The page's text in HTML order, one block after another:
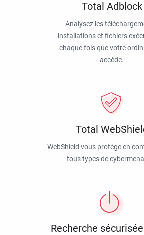
Total Adblock
Analysez les
installations et fichiers
chaque fois que votre
accède.
Total
WebShield vous protège en
tous types de
Recherche